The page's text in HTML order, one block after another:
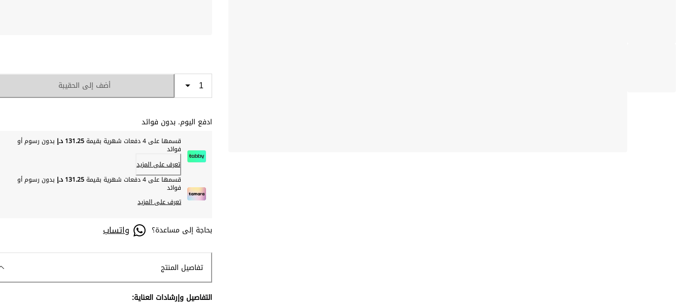
أضف إلى الحقيبة
ادفع اليوم. بدون فوائد
قسمها على 4 دفعات شهرية بقيمة 131.25 د.إ بدون رسوم أو
فوائد
تعرف على المزيد
قسمها على 4 دفعات شهرية بقيمة
131.25 د.إ بدون رسوم أو
فوائد
تعرف على المزيد
بحاجة إلى مساعدة؟ واتساب
تفاصيل المنتج
التفاصيل وإرشادات العناية: